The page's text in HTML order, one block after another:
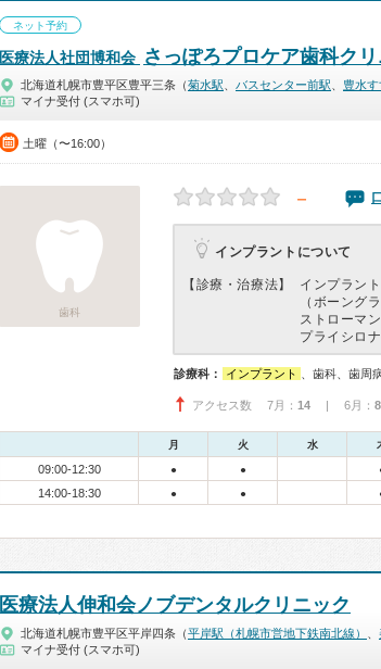
ネット予約
医療法人社団博和会 さっぽろプロケア歯科ク
北海道札幌市豊平区豊平三条（菊水駅 バスセンター前駅 豊水
マイナ受付 (スマホ可)
土曜（〜16:00）
歯科
－
インプラントについて
【診療・治療法】
インプラン
（ボーング
ストローマ
プライシロナ
診療科： インプラント 、歯科、歯周
アクセス数 7月： 14 | 6月： 8
月 火 水
09:00-12:30 ● ●
14:00-18:30 ● ●
医療法人伸和会ノブデンタルクリニック
北海道札幌市豊平区平岸四条（平岸駅（札幌市営地下鉄南北線）
マイナ受付 (スマホ可)